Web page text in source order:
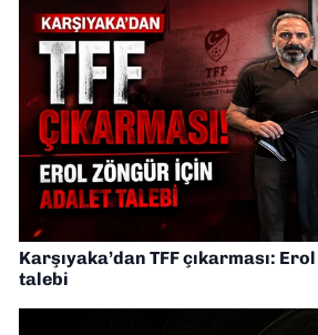
Karşıyaka’dan TFF çıkarması:
talebi